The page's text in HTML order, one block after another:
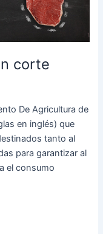
corte
De Agricultura de
en inglés) que
tanto al
para garantizar al
el consumo